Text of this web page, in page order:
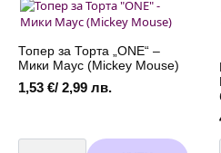
-
20
вилички
Топер за Торта „ONE“ –
Мики Маус (Mickey Mouse)
1,53 €/ 2,99 лв.
количество